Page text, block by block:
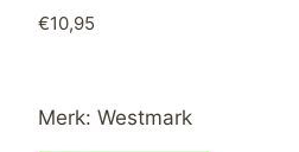
€10,95
Merk: Westmark